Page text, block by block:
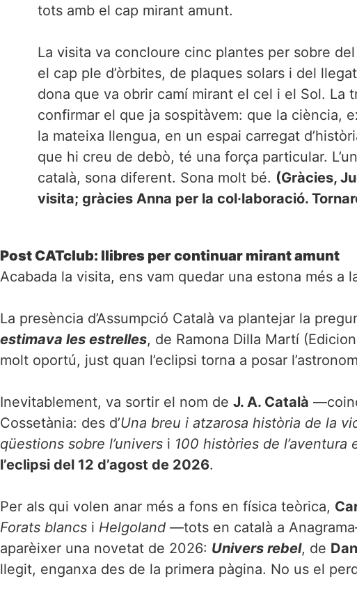
tots amb el cap mirant amunt.
La visita va concloure cinc plantes per sobre
el cap ple d’òrbites, de plaques solars i del llegat
dona que va obrir camí mirant el cel i el Sol. La
confirmar el que ja sospitàvem: que la ciència,
la mateixa llengua, en un espai carregat
que hi creu de debò, té una força particular.
català, sona diferent. Sona molt bé. (Gràcies,
visita; gràcies Anna per la col·laboració.
Post CATclub: llibres per continuar mirant amunt
Acabada la visita, ens vam quedar una estona més
La presència d’Assumpció Català va plantejar la
estimava les estrelles, de Ramona Dilla Martí
molt oportú, just quan l’eclipsi torna a posar
Inevitablement, va sortir el nom de J. A. Català
Cossetània: des d’Una breu i atzarosa història de la
qüestions sobre l’univers i 100 històries de l’aventura
l’eclipsi del 12 d’agost de 2026.
Per als qui volen anar més a fons en física teòrica,
Forats blancs i Helgoland —tots en català a
aparèixer una novetat de 2026: Univers rebel, de
llegit, enganxa des de la primera pàgina. No us el